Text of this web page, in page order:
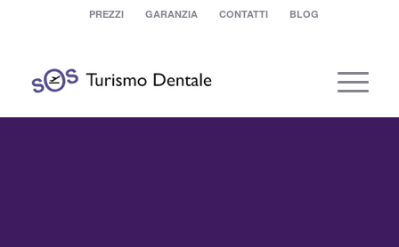
PREZZI GARANZIA CONTATTI BLOG